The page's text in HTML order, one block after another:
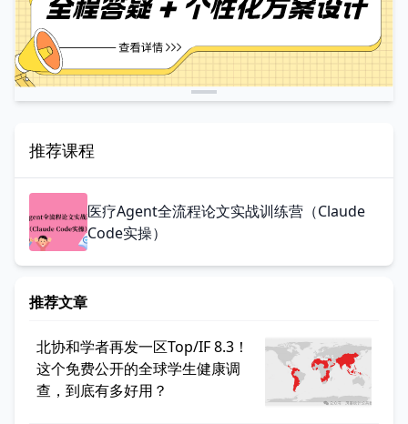
推荐课程
医疗Agent全流程论文实战训练营（Claude
Code实操）
推荐文章
北协和学者再发一区Top/IF 8.3！
这个免费公开的全球学生健康调
查，到底有多好用？